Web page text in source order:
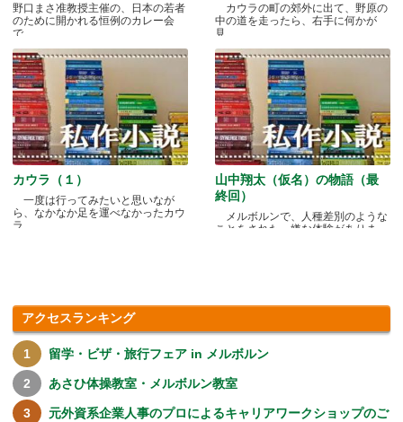
野口まさ准教授主催の、日本の若者
のために開かれる恒例のカレー会
で.....
カウラの町の郊外に出て、野原の
中の道を走ったら、右手に何かが
見.....
カウラ（１）
一度は行ってみたいと思いなが
ら、なかなか足を運べなかったカウ
ラ.....
山中翔太（仮名）の物語（最
終回）
メルボルンで、人種差別のような
ことをされた、嫌な体験がありま
アクセスランキング
留学・ビザ・旅行フェア in メルボルン
あさひ体操教室・メルボルン教室
元外資系企業人事のプロによるキャリアワークショップのご